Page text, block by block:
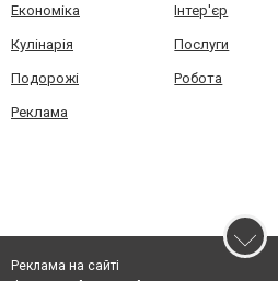
Економіка Інтер'єр
Кулінарія Послуги
Подорожі Робота
Реклама
Реклама на сайті